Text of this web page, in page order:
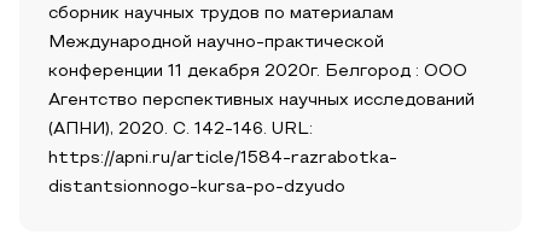
сборник научных трудов по материалам
Международной научно-практической
конференции 11 декабря 2020г. Белгород : ООО
Агентство перспективных научных исследований
(АПНИ), 2020. С. 142-146. URL:
https://apni.ru/article/1584-razrabotka-
distantsionnogo-kursa-po-dzyudo